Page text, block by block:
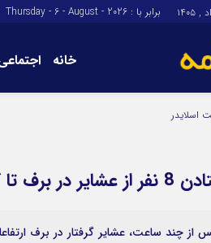
برابر با : Thursday - 6 - August - 2026
خانه
اسلایدر
از منطقه بوران
از چند ساعت، عشایر گرفتار در برف